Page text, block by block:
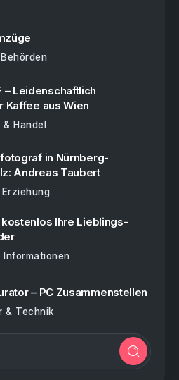
– Leidenschaftlich
Kaffee aus Wien
Handel
in Nürnberg-
Andreas Taubert
Erziehung
kostenlos Ihre Lieblings-
Informationen
– PC Zusammenstellen
& Technik